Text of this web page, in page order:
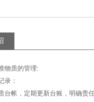
物质的管理:
录：
台帐，定期更新台账，明确责